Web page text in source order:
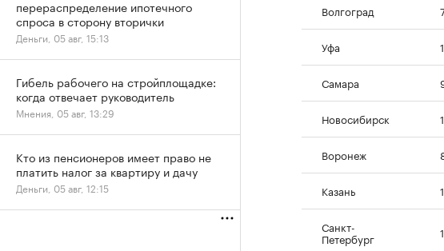
Волгоград
Уфа
Самара
Новосибирск
Воронеж
Казань
Санкт-
Петербург
перераспределение ипотечного
спроса в сторону вторички
Деньги, 05 авг, 15:13
Гибель рабочего на стройплощадке:
когда отвечает руководитель
Мнения, 05 авг, 13:29
Кто из пенсионеров имеет право не
платить налог за квартиру и дачу
Деньги, 05 авг, 12:15